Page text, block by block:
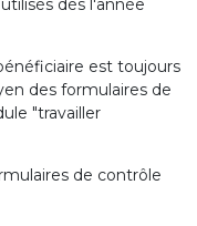
dès l'année
est toujours
des formulaires de
"travailler
de contrôle